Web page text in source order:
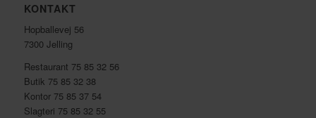
KONTAKT
Hopballevej 56
7300 Jelling
Restaurant 75 85 32 56
Butik 75 85 32 38
Kontor 75 85 37 54
Slagteri 75 85 32 55